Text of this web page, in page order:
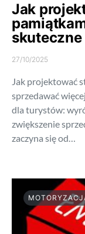
Jak
27/10/2025
Jak projektować
sprzedawać
dla turystów:
zwiększenie
zaczyna się od…